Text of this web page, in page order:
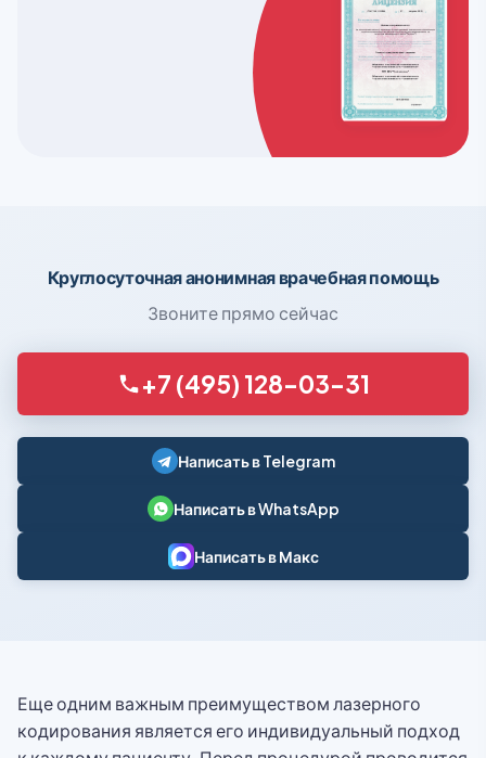
Круглосуточная анонимная врачебная помощь
Звоните прямо сейчас
+7 (495) 128-03-31
Написать в Telegram
Написать в WhatsApp
Написать в Макс
Еще одним важным преимуществом лазерного
кодирования является его индивидуальный подход